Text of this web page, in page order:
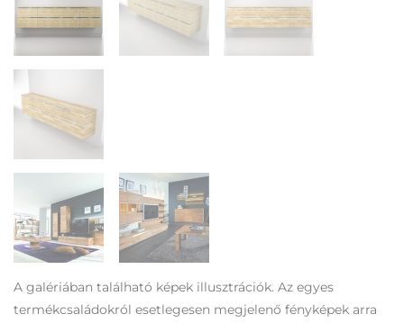
A galériában található képek illusztrációk. Az egyes
termékcsaládokról esetlegesen megjelenő fényképek arra